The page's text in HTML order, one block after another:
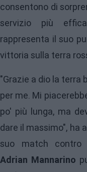
consentono di
servizio più
rappresenta il suo
vittoria sulla terra
"Grazie a dio la
per me. Mi
po' più lunga, ma
dare il massimo", ha
suo match contro
Adrian Mannarino